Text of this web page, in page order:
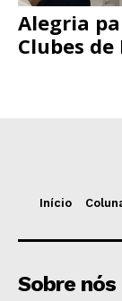
Alegria
Clubes
Início
Sobre nós